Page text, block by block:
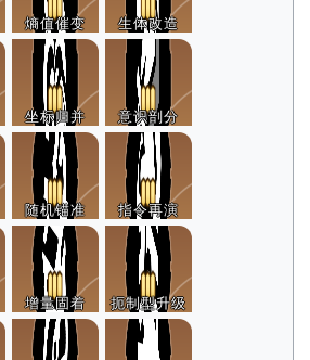
熵值催变 生体改造
坐标归并 意识剖分
随机锚准 指令再演
增量固着 扼制型升级